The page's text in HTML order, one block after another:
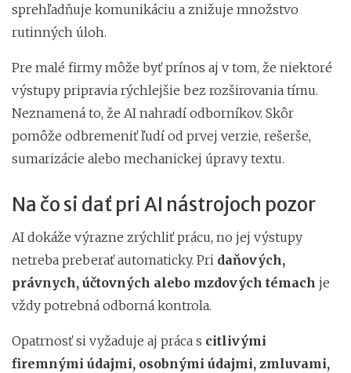
sprehľadňuje komunikáciu a znižuje množstvo
rutinných úloh.
Pre malé firmy môže byť prínos aj v tom, že niektoré
výstupy pripravia rýchlejšie bez rozširovania tímu.
Neznamená to, že AI nahradí odborníkov. Skôr
pomôže odbremeniť ľudí od prvej verzie, rešerše,
sumarizácie alebo mechanickej úpravy textu.
Na čo si dať pri AI nástrojoch pozor
AI dokáže výrazne zrýchliť prácu, no jej výstupy
netreba preberať automaticky. Pri daňových,
právnych, účtovných alebo mzdových témach je
vždy potrebná odborná kontrola.
Opatrnosť si vyžaduje aj práca s citlivými
firemnými údajmi, osobnými údajmi, zmluvami,